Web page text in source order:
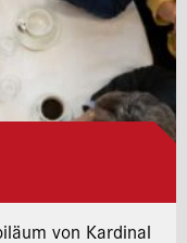
von Kardinal